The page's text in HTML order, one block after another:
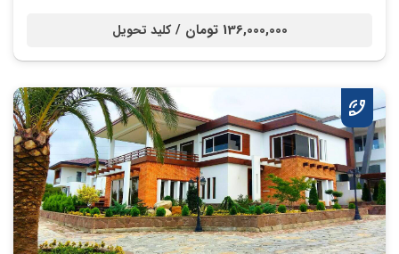
136,000,000 تومان / کلید تحویل